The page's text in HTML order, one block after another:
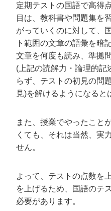
定期テストの国語で高得
目は、教科書や問題集を
がっていくのに対して、
ト範囲の文章の語彙を暗
文章を何度も読み、準拠
(上記の読解力・論理的記
らず、テストの初見の問
見)を解けるようになると
また、授業でやったこと
くても、それは当然、実
せん。
よって、テストの点数を
を上げるため、国語のテ
必要があります。